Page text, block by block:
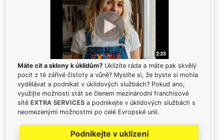
Máte cit a sklony k úklidům? Uklízíte ráda a máte pak skvělý
pocit z té zářivé čistoty a vůně? Myslíte si, že byste si mohla
vydělávat a podnikat v úklidových službách? Pokud ano,
využijte možnosti stát se členem mezinárodní franchisové
sítě EXTRA SERVICES a podnikejte v úklidových službách s
neomezenými možnostmi po celé Evropské unii.
Podnikejte v uklízení